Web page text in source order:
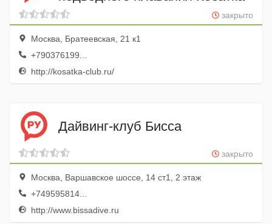
закрыто
Москва, Братеевская, 21 к1
+790376199...
http://kosatka-club.ru/
Дайвинг-клуб Бисса
закрыто
Москва, Варшавское шоссе, 14 ст1, 2 этаж
+749595814...
http://www.bissadive.ru